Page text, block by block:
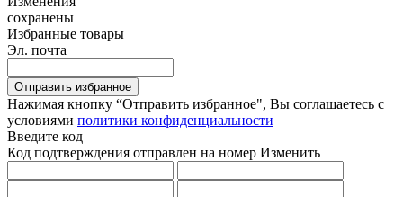
сохранены
Избранные товары
Эл. почта
Отправить избранное
Нажимая кнопку “Отправить избранное", Вы соглашаетесь c
условиями политики конфиденциальности
Введите код
Код подтверждения отправлен на номер Изменить